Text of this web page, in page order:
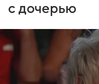
с дочерью